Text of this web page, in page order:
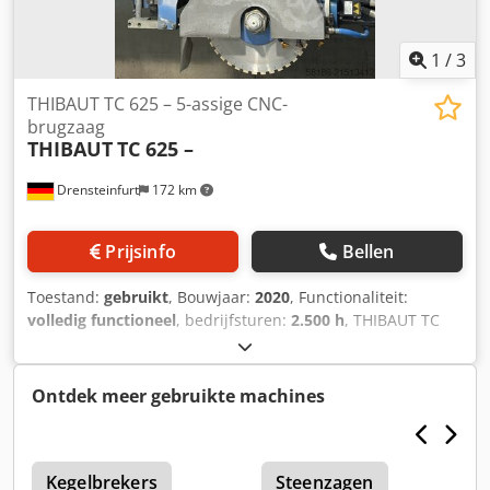
1 /3
Drensteinfurt 172 km
THIBAUT TC 625 – 5-assige CNC-
brugzaag
THIBAUTTC 625 –
Prijsinfo Bellen
Toestand: gebruikt, Bouwjaar: 2020, Functionaliteit:
volledig functioneel, bedrijfsturen: 2.500 h, THIBAUT TC
625 – 5-assige CNC-brugzaag (gebruikte machine)
Beschrijving Te koop is een THIBAUT TC 625 5-assige CNC-
brugzaag in zeer goed onderhouden staat. Deze machine
is uitermate geschikt voor de bewerking van natuursteen,
kwartscomposiet, keramiek en vergelijkbare materialen, en
met name ideaal voor de productie van keukenwerkbladen
en interieurtoepassingen. Technische gegevens Fabrikant:
Ontdek meer gebruikte machines
Kegelbrekers Steenzagen